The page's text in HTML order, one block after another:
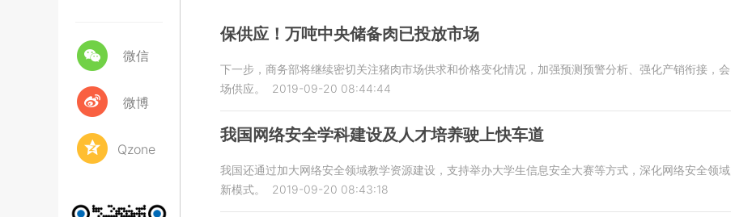
微信
微博
Qzone
保供应！万吨中央储备肉已投放市场
下一步，商务部将继续密切关注猪肉市场供求和价格变化情况，加强预测预警分析、强化产销衔接，
场供应。
2019-09-20 08:44:44
我国网络安全学科建设及人才培养驶上快车道
我国还通过加大网络安全领域教学资源建设，支持举办大学生信息安全大赛等方式，深化网络安全领
新模式。
2019-09-20 08:43:18